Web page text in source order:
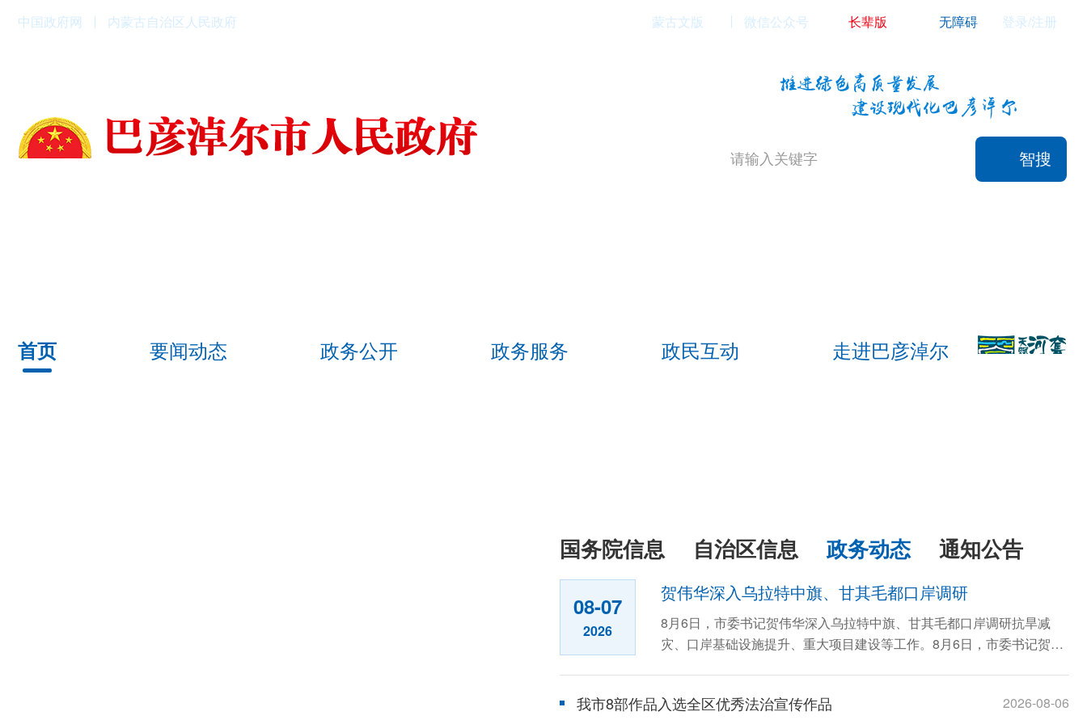
中国政府网 内蒙古自治区人民政府 蒙古文版 微信公众号 长辈版 无障碍 登录/注册
智搜
首页 要闻动态 政务公开 政务服务 政民互动 走进巴彦淖尔
国务院信息 自治区信息 政务动态 通知公告
08-07
2026
贺伟华深入乌拉特中旗、甘其毛都口岸调研
8月6日，市委书记贺伟华深入乌拉特中旗、甘其毛都口岸调研抗旱减
灾、口岸基础设施提升、重大项目建设等工作。8月6日，市委书记贺伟
我市8部作品入选全区优秀法治宣传作品 2026-08-06